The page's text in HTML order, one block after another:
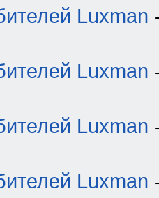
Luxman
Luxman
Luxman
Luxman